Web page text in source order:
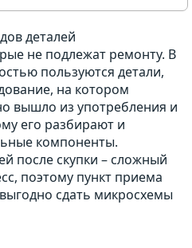
деталей
не подлежат ремонту. В
пользуются детали,
на котором
вышло из употребления и
его разбирают и
компоненты.
после скупки – сложный
поэтому пункт приема
сдать микросхемы